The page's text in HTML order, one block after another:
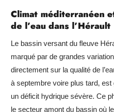
Climat méditerranéen
de l’eau dans l’Hérault
Le bassin versant du fleuve
marqué par de grandes
directement sur la qualité de
à septembre voire plus tard,
un déficit hydrique sévère. Ce
le secteur amont du bassin où